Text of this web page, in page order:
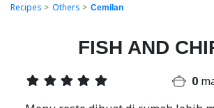
Recipes > Others > Cemilan
FISH AND
0